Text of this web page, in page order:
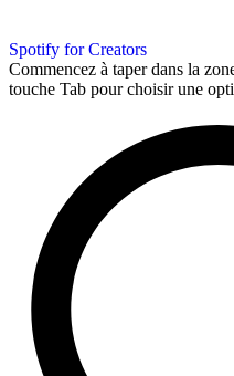
Spotify for Creators
Commencez à taper dans la
touche Tab pour choisir une